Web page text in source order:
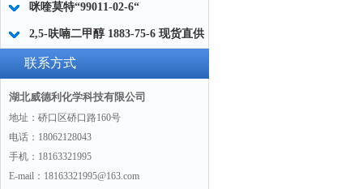
咪喹莫特“99011-02-6“
2,5-呋喃二甲醇 1883-75-6 现货直供
威德利全球速递
联系方式
湖北威德利化学科技有限公司
地址：硚口区硚口路160号
电话：18062128043
手机：18163321995
E-mail：18163321995@163.com